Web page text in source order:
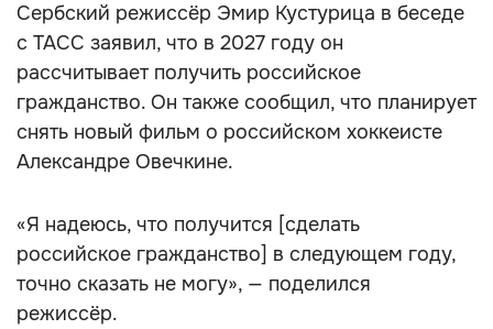
Сербский режиссёр Эмир Кустурица в беседе
с ТАСС заявил, что в 2027 году он
рассчитывает получить российское
гражданство. Он также сообщил, что планирует
снять новый фильм о российском хоккеисте
Александре Овечкине.
«Я надеюсь, что получится [сделать
российское гражданство] в следующем году,
точно сказать не могу», — поделился
режиссёр.